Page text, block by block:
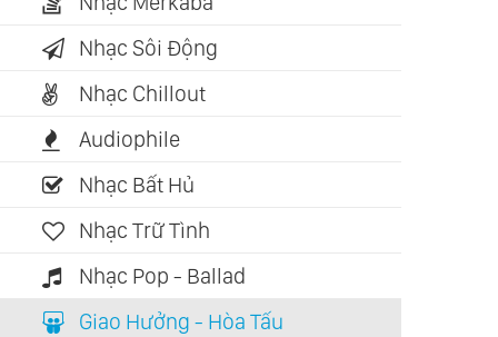
Nhạc Sôi Động
Nhạc Chillout
Audiophile
Nhạc Bất Hủ
Nhạc Trữ Tình
Nhạc Pop - Ballad
Giao Hưởng - Hòa Tấu